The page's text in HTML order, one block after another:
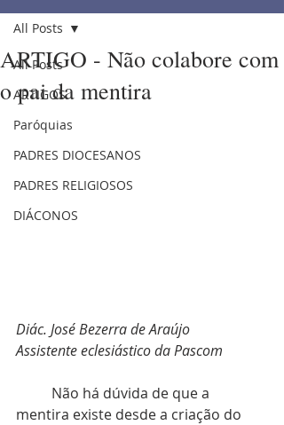
All Posts
ARTIGOS
Paróquias
PADRES DIOCESANOS
PADRES RELIGIOSOS
DIÁCONOS
All Posts
ARTIGO - Não colabore com
o pai da mentira
Diác. José Bezerra de Araújo
Assistente eclesiástico da Pascom
mentira existe desde a criação do